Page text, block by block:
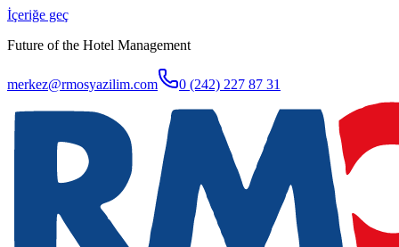
İçeriğe geç
Future of the Hotel Management
merkez@rmosyazilim.com 0 (242) 227 87 31